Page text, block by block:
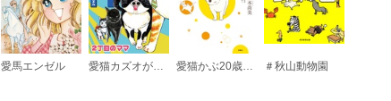
愛馬エンゼル ＃秋山動物園